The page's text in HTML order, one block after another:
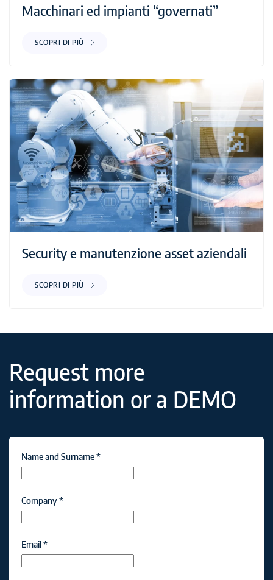
Macchinari ed impianti “governati”
SCOPRI DI PIÙ
Security e manutenzione asset aziendali
SCOPRI DI PIÙ
Request more
information or a DEMO
Name and Surname*
Company*
Email*